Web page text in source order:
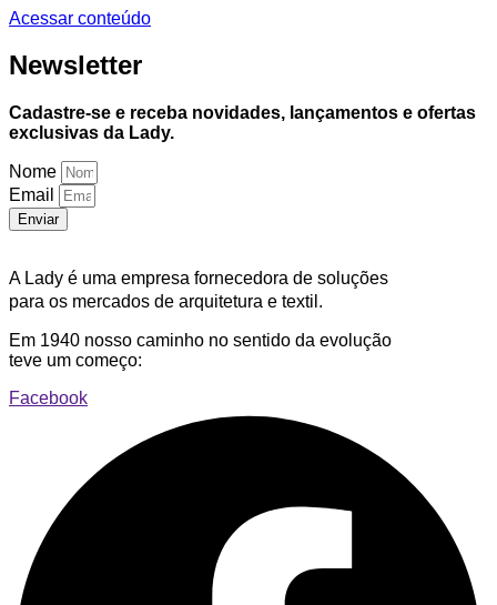
Acessar conteúdo
Newsletter
Cadastre-se e receba novidades, lançamentos e ofertas
exclusivas da Lady.
Nome
Email
Enviar
A Lady é uma empresa fornecedora de soluções
para os mercados de arquitetura e textil.
Em 1940 nosso caminho no sentido da evolução
teve um começo:
Facebook